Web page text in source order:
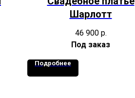
Шарлотт
46 900 р.
Подробнее